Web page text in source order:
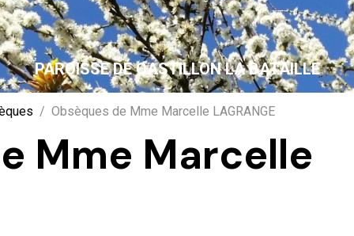
PAROISSE DE CASTILLON LA BATAILLE
Obsèques de Mme Marcelle LAGRANGE
Mme Marcelle